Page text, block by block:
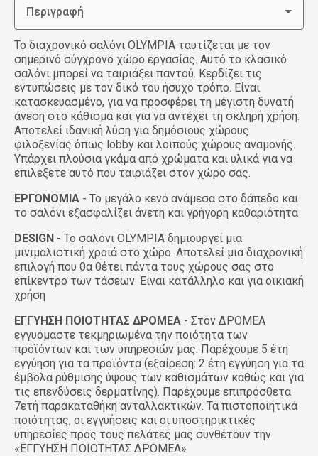
Περιγραφή
Το διαχρονικό σαλόνι OLYMPIA ταυτίζεται με τον
σημερινό σύγχρονο χώρο εργασίας. Αυτό το κλασικό
σαλόνι μπορεί να ταιριάξει παντού. Κερδίζει τις
εντυπώσεις με τον δικό του ήσυχο τρόπο. Είναι
κατασκευασμένο, για να προσφέρει τη μέγιστη δυνατή
άνεση στο κάθισμα και για να αντέχει τη σκληρή χρήση.
Αποτελεί ιδανική λύση για δημόσιους χώρους
φιλοξενίας όπως lobby και λοιπούς χώρους αναμονής.
Υπάρχει πλούσια γκάμα από χρώματα και υλικά για να
επιλέξετε αυτό που ταιριάζει στον χώρο σας.
ΕΡΓΟΝΟΜΙΑ - Το μεγάλο κενό ανάμεσα στο δάπεδο και
το σαλόνι εξασφαλίζει άνετη και γρήγορη καθαριότητα
DESIGN - Το σαλόνι OLYMPIA δημιουργεί μια
μινιμαλιστική χροιά στο χώρο. Αποτελεί μια διαχρονική
επιλογή που θα θέτει πάντα τους χώρους σας στο
επίκεντρο των τάσεων. Είναι κατάλληλο και για οικιακή
χρήση
ΕΓΓΥΗΣΗ ΠΟΙΟΤΗΤΑΣ ΔΡΟΜΕΑ - Στον ΔΡΟΜΕΑ
εγγυόμαστε τεκμηριωμένα την ποιότητα των
προϊόντων και των υπηρεσιών μας. Παρέχουμε 5 έτη
εγγύηση για τα προϊόντα (εξαίρεση: 2 έτη εγγύηση για τα
έμβολα ρύθμισης ύψους των καθισμάτων καθώς και για
τις επενδύσεις δερματίνης). Παρέχουμε επιπρόσθετα
7ετή παρακαταθήκη ανταλλακτικών. Τα πιστοποιητικά
ποιότητας, οι εγγυήσεις και οι υποστηρικτικές
υπηρεσίες προς τους πελάτες μας συνθέτουν την
«ΕΓΓΥΗΣΗ ΠΟΙΟΤΗΤΑΣ ΔΡΟΜΕΑ»